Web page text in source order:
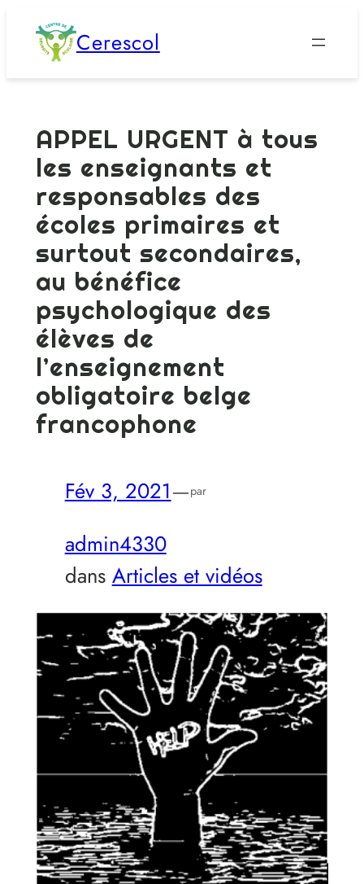
Aller
Cerescol
APPEL URGENT à tous
les enseignants et
responsables des
écoles primaires et
surtout secondaires,
au bénéfice
psychologique des
élèves de
l’enseignement
obligatoire belge
francophone
Fév 3, 2021—par
admin4330
dans Articles et vidéos